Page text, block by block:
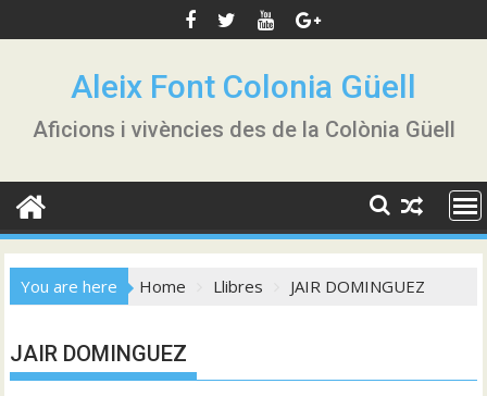
to
Aleix Font Colonia Güell
Aficions i vivències des de la Colònia Güell
You are here Home Llibres JAIR DOMINGUEZ
JAIR DOMINGUEZ